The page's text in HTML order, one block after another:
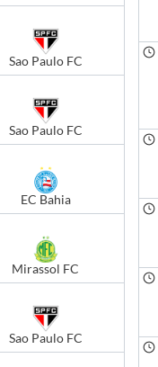
Sao Paulo FC
Sao Paulo FC
EC Bahia
Mirassol FC
Sao Paulo FC